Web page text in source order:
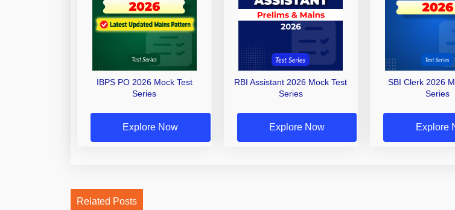
IBPS PO 2026 Mock Test
Series
Explore Now
RBI Assistant 2026 Mock Test
Series
Explore Now
SBI Clerk 2026
Series
Explore
Related Posts